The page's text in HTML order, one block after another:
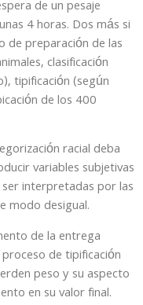
de un pesaje
4 horas. Dos más si
de preparación de las
clasificación
tipificación (según
de los 400
racial deba
variables subjetivas
interpretadas por las
modo desigual.
de la entrega
de tipificación
peso y su aspecto
en su valor final.